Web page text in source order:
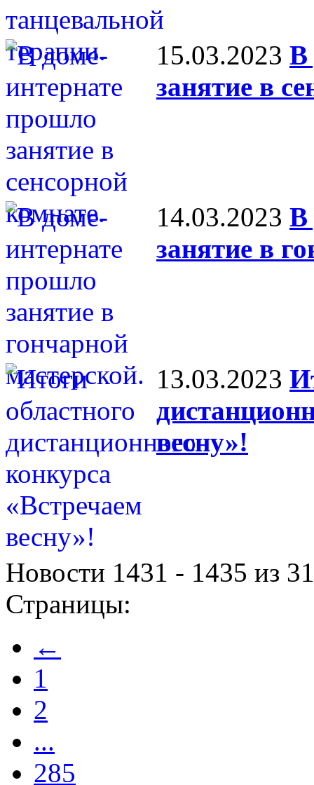
15.03.2023 В
занятие в
14.03.2023 В
занятие в
13.03.2023
весну»!
Новости 1431 - 1435 из
Страницы:
←
1
2
...
285